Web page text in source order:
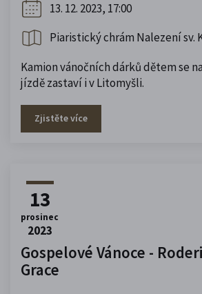
13. 12. 2023, 17:00
Piaristický chrám Nalezení sv.
Kamion vánočních dárků dětem se
jízdě zastaví i v Litomyšli.
Zjistěte více
13
prosinec
2023
Gospelové Vánoce -
Grace